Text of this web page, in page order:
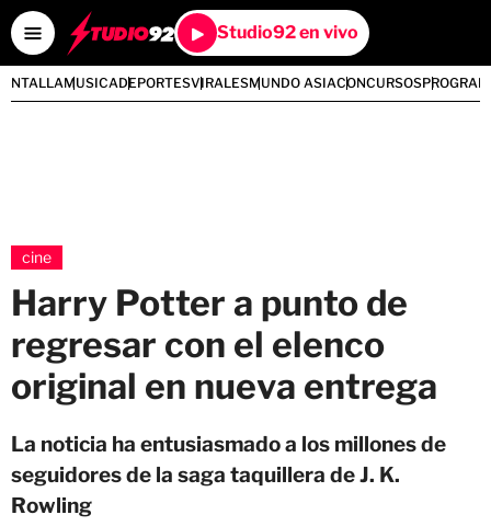
Studio92 en vivo
MUSICADEPORTESVIRALESMUNDO ASIACONCURSOS
cine
Harry Potter a punto de
regresar con el elenco
original en nueva entrega
La noticia ha entusiasmado a los millones de
seguidores de la saga taquillera de J. K.
Rowling